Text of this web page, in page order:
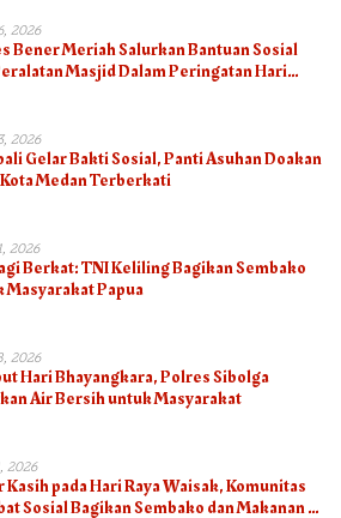
2026
Bener Meriah Salurkan Bantuan Sosial
Masjid Dalam Peringatan Hari
2026
Gelar Bakti Sosial, Panti Asuhan Doakan
Medan Terberkati
2026
Berkat: TNI Keliling Bagikan Sembako
Masyarakat Papua
2026
Hari Bhayangkara, Polres Sibolga
Air Bersih untuk Masyarakat
2026
Kasih pada Hari Raya Waisak, Komunitas
Sosial Bagikan Sembako dan Makanan di